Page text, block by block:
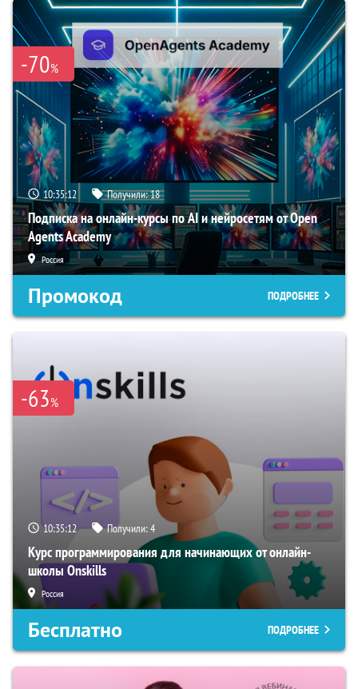
-70%
10:35:11 Получили:18
Подписка на онлайн-курсы по AI и нейросетям от Open
Agents Academy
Россия
Промокод ПОДРОБНЕЕ
-63%
10:35:11 Получили:4
Курс программирования для начинающих от онлайн-
школы Onskills
Россия
Бесплатно ПОДРОБНЕЕ